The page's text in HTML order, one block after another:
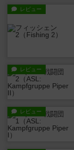
レビュー
レビュー
レビュー